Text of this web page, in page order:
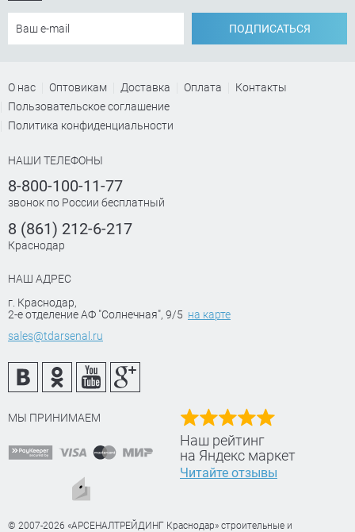
ПОДПИСАТЬСЯ
О нас Оптовикам Доставка Оплата
Контакты
Пользовательское соглашение
Политика конфиденциальности
НАШИ ТЕЛЕФОНЫ
8-800-100-11-77
звонок по России бесплатный
8 (861) 212-6-217
Краснодар
НАШ АДРЕС
г. Краснодар,
2-е отделение АФ "Солнечная", 9/5 на карте
sales@tdarsenal.ru
МЫ ПРИНИМАЕМ
Наш рейтинг
на Яндекс маркет
Читайте отзывы
© 2007-2026 «АРСЕНАЛТРЕЙДИНГ Краснодар» строительные и